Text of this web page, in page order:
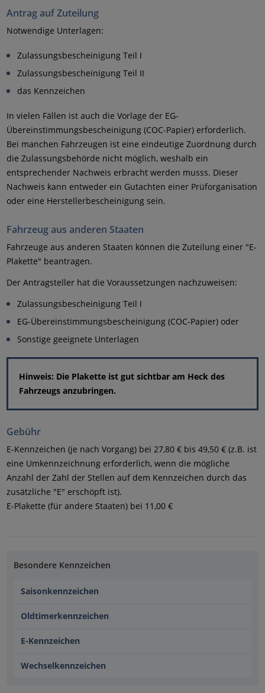
Antrag auf Zuteilung
Notwendige Unterlagen:
Zulassungsbescheinigung Teil I
Zulassungsbescheinigung Teil II
das Kennzeichen
In vielen Fällen ist auch die Vorlage der EG-
Übereinstimmungsbescheinigung (COC-Papier) erforderlich.
Bei manchen Fahrzeugen ist eine eindeutige Zuordnung durch
die Zulassungsbehörde nicht möglich, weshalb ein
entsprechender Nachweis erbracht werden musss. Dieser
Nachweis kann entweder ein Gutachten einer Prüforganisation
oder eine Herstellerbescheinigung sein.
Fahrzeug aus anderen Staaten
Fahrzeuge aus anderen Staaten können die Zuteilung einer "E-
Plakette" beantragen.
Der Antragsteller hat die Voraussetzungen nachzuweisen:
Zulassungsbescheinigung Teil I
EG-Übereinstimmungsbescheinigung (COC-Papier) oder
Sonstige geeignete Unterlagen
Hinweis: Die Plakette ist gut sichtbar am Heck des
Fahrzeugs anzubringen.
Gebühr
E-Kennzeichen (je nach Vorgang) bei 27,80 € bis 49,50 € (z.B. ist
eine Umkennzeichnung erforderlich, wenn die mögliche
Anzahl der Zahl der Stellen auf dem Kennzeichen durch das
zusätzliche "E" erschöpft ist).
E-Plakette (für andere Staaten) bei 11,00 €
Besondere Kennzeichen
Saisonkennzeichen
Oldtimerkennzeichen
E-Kennzeichen
Wechselkennzeichen